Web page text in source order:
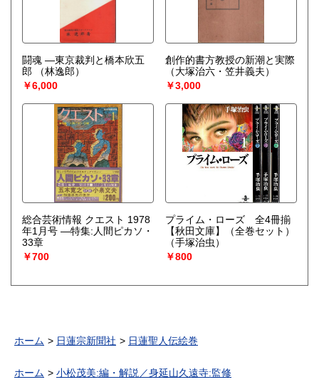
闘魂 ―東京裁判と橋本欣五
郎
（林逸郎）
￥6,000
創作的書方教授の新潮と実際
（大塚治六・笠井義夫）
￥3,000
総合芸術情報 クエスト 1978
年1月号 ―特集:人間ピカソ・
33章
￥700
プライム・ローズ 全4冊揃
【秋田文庫】（全巻セット）
（手塚治虫）
￥800
ホーム 日蓮宗新聞社 日蓮聖人伝絵巻
ホーム 小松茂美:編・解説／身延山久遠寺:監修